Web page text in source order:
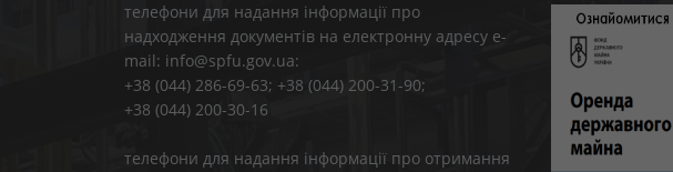
телефони для надання інформації про
надходження документів на електронну адресу e-
mail: info@spfu.gov.ua:
+38 (044) 286-69-63; +38 (044) 200-31-90;
+38 (044) 200-30-16
телефони для надання інформації про отримання